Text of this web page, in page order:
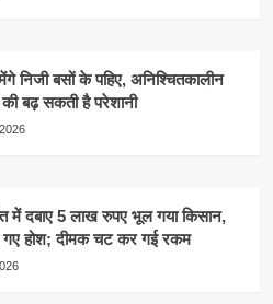
बसों के पहिए, अनिश्चितकालीन
बढ़ सकती है परेशानी
दबाए 5 लाख रुपए भूल गया किसान,
गए होश; दीमक चट कर गई रकम